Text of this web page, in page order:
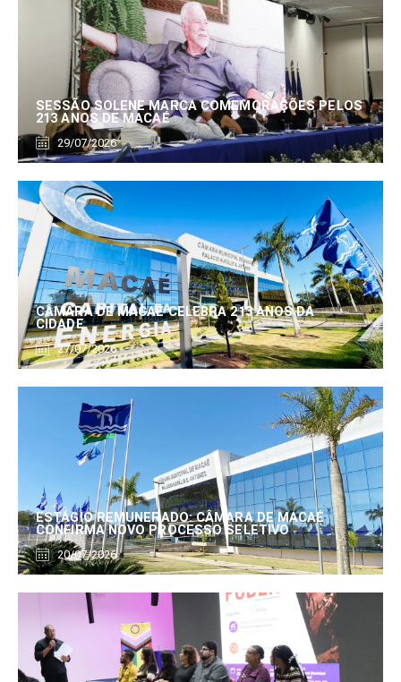
SESSÃO SOLENE MARCA COMEMORAÇÕES PELOS
213 ANOS DE MACAÉ
29/07/2026
CÂMARA DE MACAÉ CELEBRA 213 ANOS DA
CIDADE
27/07/2026
ESTÁGIO REMUNERADO: CÂMARA DE MACAÉ
CONFIRMA NOVO PROCESSO SELETIVO
20/07/2026